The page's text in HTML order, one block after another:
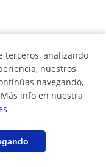
9,5/10
terceros, analizando
nuestros
navegando,
info en nuestra